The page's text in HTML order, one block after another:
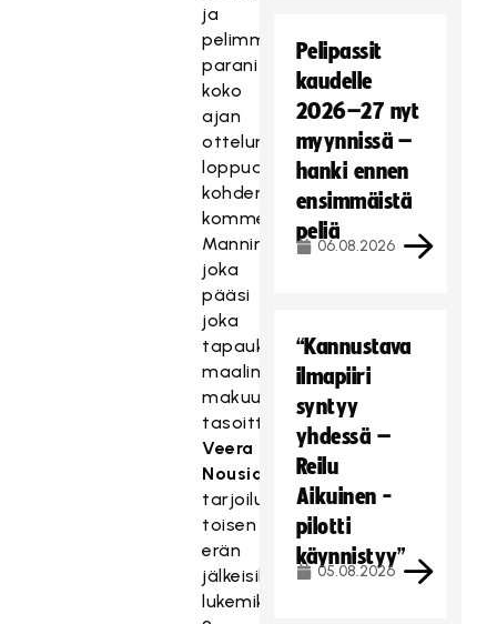
ja
pelimme
parani
koko
ajan
ottelun
loppua
kohden,
kommentoi
Manninen,
joka
pääsi
joka
tapauksessa
maalinteon
makuun
tasoittaessaan
Veera
Nousiaisen
tarjoilusta
toisen
erän
jälkeisiksi
lukemiksi
Pelipassit
kaudelle
2026–27 nyt
myynnissä –
hanki ennen
ensimmäistä
peliä
06.08.2026
“Kannustava
ilmapiiri
syntyy
yhdessä –
Reilu
Aikuinen -
pilotti
käynnistyy”
05.08.2026